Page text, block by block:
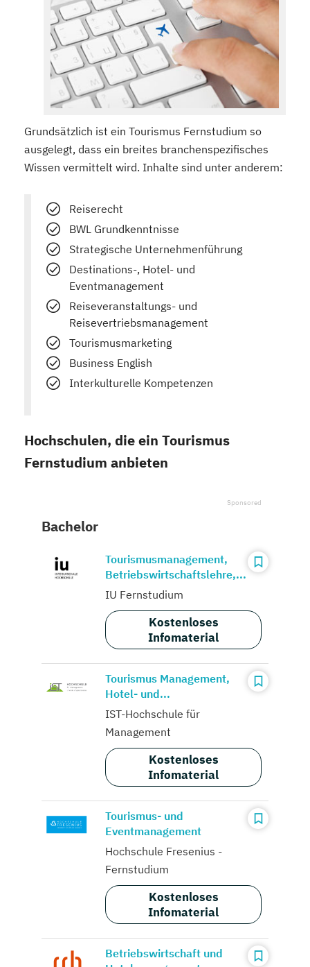
Grundsätzlich ist ein Tourismus Fernstudium so
ausgelegt, dass ein breites branchenspezifisches
Wissen vermittelt wird. Inhalte sind unter anderem:
Reiserecht
BWL Grundkenntnisse
Strategische Unternehmenführung
Destinations-, Hotel- und
Eventmanagement
Reiseveranstaltungs- und
Reisevertriebsmanagement
Tourismusmarketing
Business English
Interkulturelle Kompetenzen
Hochschulen, die ein Tourismus
Fernstudium anbieten
Bachelor
Tourismusmanagement,
Betriebswirtschaftslehre,...
IU Fernstudium
Kostenloses
Infomaterial
Tourismus Management,
Hotel- und...
IST-Hochschule für
Management
Kostenloses
Infomaterial
Tourismus- und
Eventmanagement
Hochschule Fresenius -
Fernstudium
Kostenloses
Infomaterial
Betriebswirtschaft und